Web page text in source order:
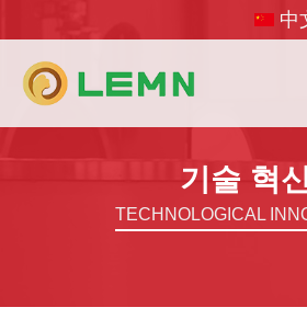
中
기술 혁신
TECHNOLOGICAL